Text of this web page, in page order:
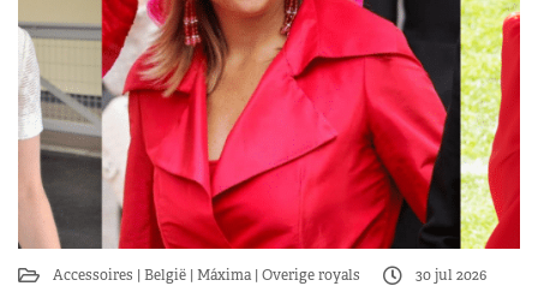
Accessoires België Máxima Overige royals
30 jul 2026